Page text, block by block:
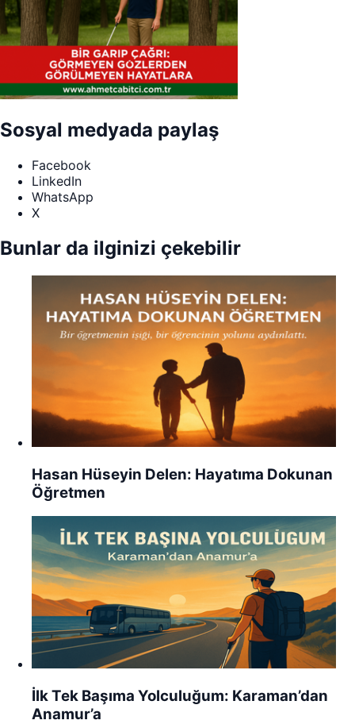
Sosyal medyada paylaş
Facebook
LinkedIn
WhatsApp
X
Bunlar da ilginizi çekebilir
Hasan Hüseyin Delen: Hayatıma Dokunan
Öğretmen
İlk Tek Başıma Yolculuğum: Karaman’dan
Anamur’a